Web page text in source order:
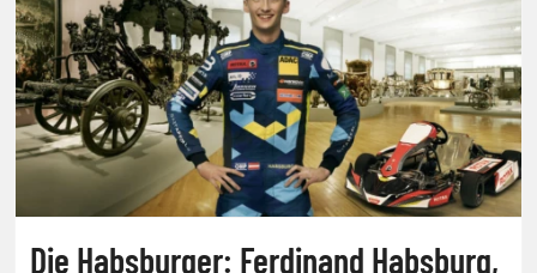
Die Habsburger: Ferdinand Habsburg,